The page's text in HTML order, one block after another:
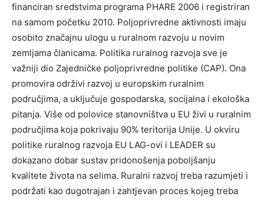
financiran sredstvima programa PHARE 2006 i registriran
na samom početku 2010. Poljoprivredne aktivnosti imaju
osobito značajnu ulogu u ruralnom razvoju u novim
zemljama članicama. Politika ruralnog razvoja sve je
važniji dio Zajedničke poljoprivredne politike (CAP). Ona
promovira održivi razvoj u europskim ruralnim
područjima, a uključuje gospodarska, socijalna i ekološka
pitanja. Više od polovice stanovništva u EU živi u ruralnim
područjima koja pokrivaju 90% teritorija Unije. U okviru
politike ruralnog razvoja EU LAG-ovi i LEADER su
dokazano dobar sustav pridonošenja poboljšanju
kvalitete života na selima. Ruralni razvoj treba razumjeti i
podržati kao dugotrajan i zahtjevan proces kojeg treba